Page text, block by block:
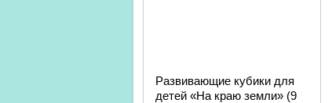
Развивающие кубики для
детей «На краю земли» (9